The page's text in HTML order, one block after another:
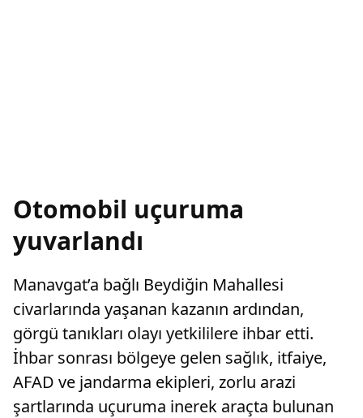
Otomobil uçuruma
yuvarlandı
Manavgat’a bağlı Beydiğin Mahallesi
civarlarında yaşanan kazanın ardından,
görgü tanıkları olayı yetkililere ihbar etti.
İhbar sonrası bölgeye gelen sağlık, itfaiye,
AFAD ve jandarma ekipleri, zorlu arazi
şartlarında uçuruma inerek araçta bulunan